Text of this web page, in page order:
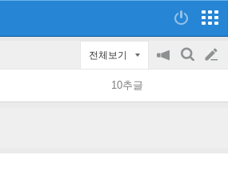
전체보기
공
on/off
검
글
쓰
10추글